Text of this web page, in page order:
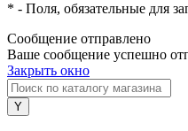
* - Поля, обязательные для
Сообщение отправлено
Ваше сообщение успешно
Закрыть окно